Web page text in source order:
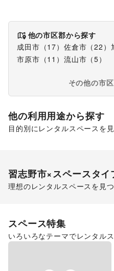
他の市区郡から探す
成田市 （17） 佐倉市 （22 ）
市原市 （11 ） 流山市 （5）
その他の市
他の利用用途から探す
目的別にレンタルスペースを
習志野市×スペースタイ
理想のレンタルスペースを見
スペース特集
いろいろなテーマでレンタル